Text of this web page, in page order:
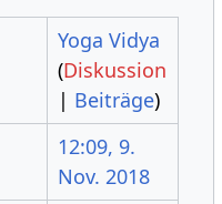
Yoga Vidya
(Diskussion
| Beiträge)
12:09, 9.
Nov. 2018